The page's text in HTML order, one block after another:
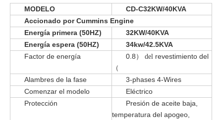
MODELO
CD-C32KW/40KVA
Accionado por Cummins Engine
Energía primera (50HZ)
32KW/40KVA
Energía espera (50HZ)
34kw/42.5KVA
Factor de energía
0.8 ） del revestimiento del
（
Alambres de la fase
3-phases 4-Wires
Comenzar el modelo
Eléctrico
Protección
Presión de aceite baja,
temperatura del apogeo,